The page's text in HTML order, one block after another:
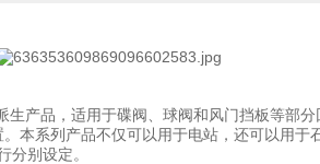
产品，适用于碟阀、球阀和风门挡板等部
本系列产品不仅可以用于电站，还可以用于
分别设定。